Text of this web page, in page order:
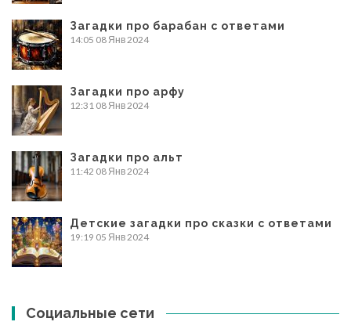
Загадки про барабан с ответами
14:05 08 Янв 2024
Загадки про арфу
12:31 08 Янв 2024
Загадки про альт
11:42 08 Янв 2024
Детские загадки про сказки с ответами
19:19 05 Янв 2024
Социальные сети